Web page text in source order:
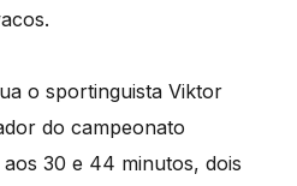
o sportinguista Viktor
do campeonato
30 e 44 minutos, dois